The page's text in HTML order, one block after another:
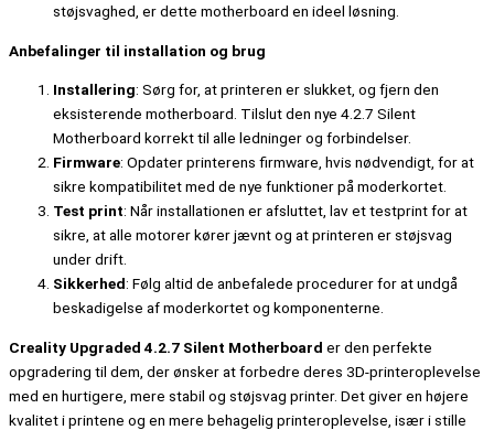
støjsvaghed, er dette motherboard en ideel løsning.
Anbefalinger til installation og brug
Installering: Sørg for, at printeren er slukket, og fjern den
eksisterende motherboard. Tilslut den nye 4.2.7 Silent
Motherboard korrekt til alle ledninger og forbindelser.
Firmware: Opdater printerens firmware, hvis nødvendigt, for at
sikre kompatibilitet med de nye funktioner på moderkortet.
Test print: Når installationen er afsluttet, lav et testprint for at
sikre, at alle motorer kører jævnt og at printeren er støjsvag
under drift.
Sikkerhed: Følg altid de anbefalede procedurer for at undgå
beskadigelse af moderkortet og komponenterne.
Creality Upgraded 4.2.7 Silent Motherboard er den perfekte
opgradering til dem, der ønsker at forbedre deres 3D-printeroplevelse
med en hurtigere, mere stabil og støjsvag printer. Det giver en højere
kvalitet i printene og en mere behagelig printeroplevelse, især i stille